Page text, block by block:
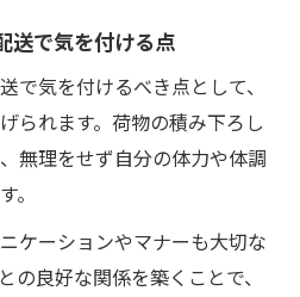
送で気を付ける点
で気を付けるべき点として、
られます。荷物の積み下ろし
無理をせず自分の体力や体調
。
ケーションやマナーも大切な
の良好な関係を築くことで、